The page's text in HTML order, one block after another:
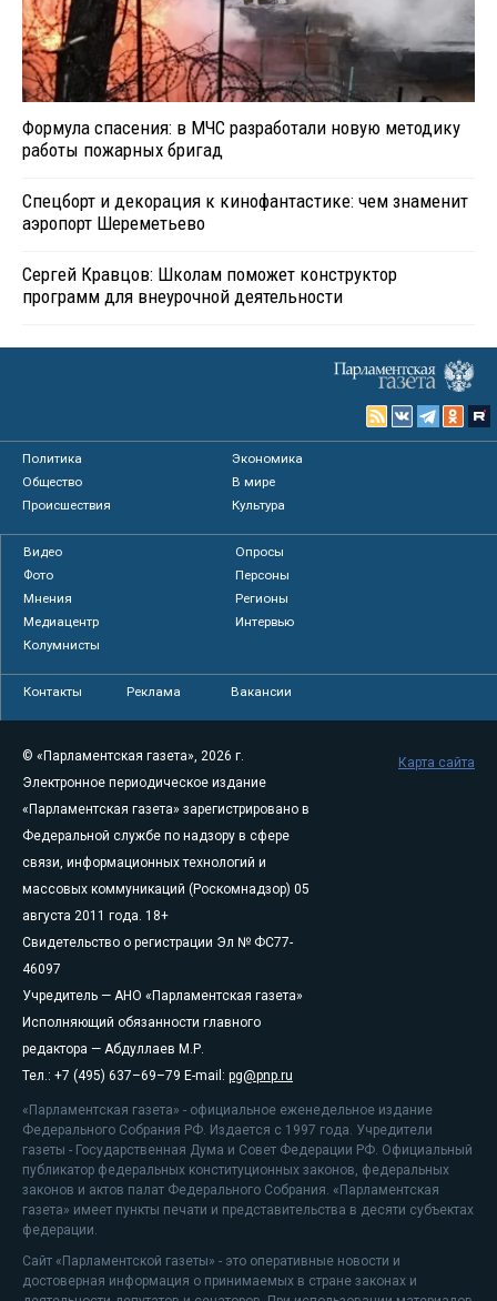
Формула спасения: в МЧС разработали новую методику
работы пожарных бригад
Спецборт и декорация к кинофантастике: чем знаменит
аэропорт Шереметьево
Сергей Кравцов: Школам поможет конструктор
программ для внеурочной деятельности
Политика
Экономика
Общество
В мире
Происшествия
Культура
Видео
Опросы
Фото
Персоны
Мнения
Регионы
Медиацентр
Интервью
Колумнисты
Контакты Реклама Вакансии
© «Парламентская газета», 2026 г.
Электронное периодическое издание
«Парламентская газета» зарегистрировано в
Федеральной службе по надзору в сфере
связи, информационных технологий и
массовых коммуникаций (Роскомнадзор) 05
августа 2011 года. 18+
Свидетельство о регистрации Эл № ФС77-
46097
Учредитель — АНО «Парламентская газета»
Исполняющий обязанности главного
редактора — Абдуллаев М.Р.
Тел.: +7 (495) 637–69–79 E-mail: pg@pnp.ru
«Парламентская газета» - официальное еженедельное издание
Федерального Собрания РФ. Издается с 1997 года. Учредители
газеты - Государственная Дума и Совет Федерации РФ. Официальный
публикатор федеральных конституционных законов, федеральных
законов и актов палат Федерального Собрания. «Парламентская
газета» имеет пункты печати и представительства в десяти субъектах
федерации.
Сайт «Парламентской газеты» - это оперативные новости и
достоверная информация о принимаемых в стране законах и
Карта сайта